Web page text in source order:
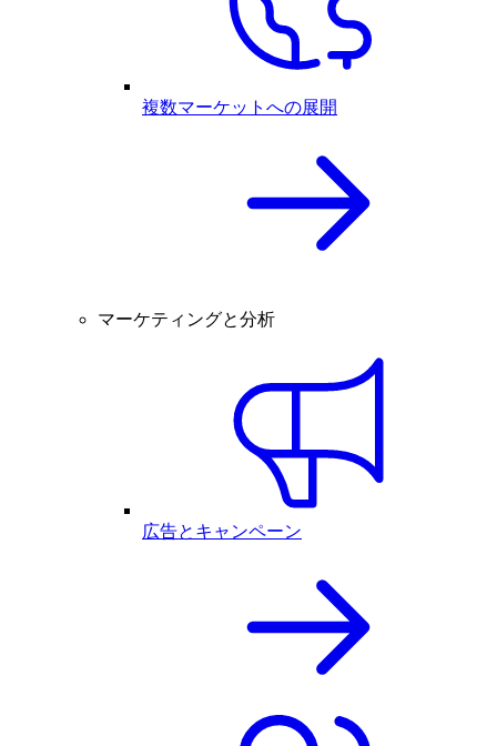
複数マーケットへの展開
マーケティングと分析
広告とキャンペーン